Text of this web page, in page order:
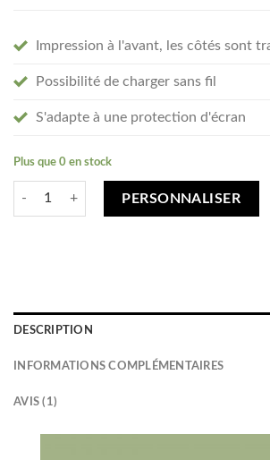
Impression à l'avant, les côtés sont
Possibilité de charger sans fil
S'adapte à une protection d'écran
Plus que 0 en stock
quantité de Créez votre Samsung Galaxy S22
PERSONNALISER
DESCRIPTION
INFORMATIONS COMPLÉMENTAIRES
AVIS (1)